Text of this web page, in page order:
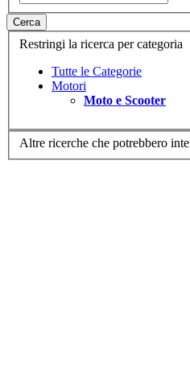
Cerca
Restringi la ricerca per categoria
Tutte le Categorie
Motori
Moto e Scooter
Altre ricerche che potrebbero